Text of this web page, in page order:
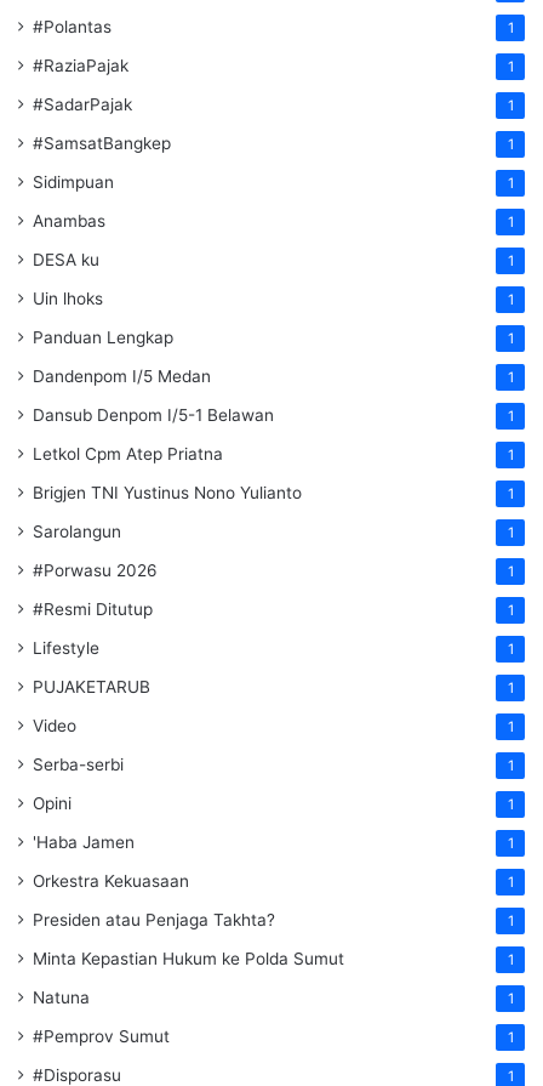
#Polantas 1
#RaziaPajak 1
#SadarPajak 1
#SamsatBangkep 1
Sidimpuan 1
Anambas 1
DESA ku 1
Uin lhoks 1
Panduan Lengkap 1
Dandenpom I/5 Medan 1
Dansub Denpom I/5-1 Belawan 1
Letkol Cpm Atep Priatna 1
Brigjen TNI Yustinus Nono Yulianto 1
Sarolangun 1
#Porwasu 2026 1
#Resmi Ditutup 1
Lifestyle 1
PUJAKETARUB 1
Video 1
Serba-serbi 1
Opini 1
'Haba Jamen 1
Orkestra Kekuasaan 1
Presiden atau Penjaga Takhta? 1
Minta Kepastian Hukum ke Polda Sumut 1
Natuna 1
#Pemprov Sumut 1
#Disporasu 1